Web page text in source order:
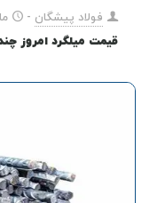
فولاد پیشگان -
قیمت میلگرد امروز